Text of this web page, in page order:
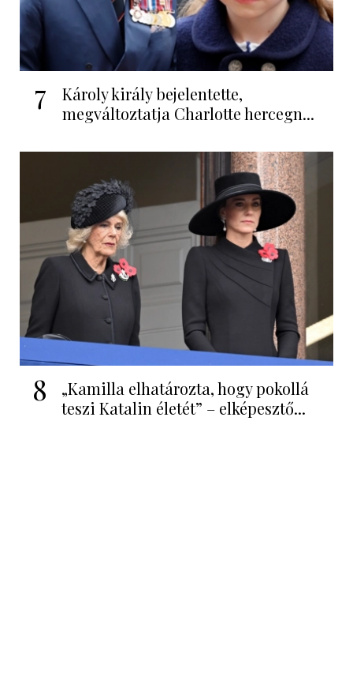
7
Károly király bejelentette,
megváltoztatja Charlotte hercegn...
8
„Kamilla elhatározta, hogy pokollá
teszi Katalin életét” – elképesztő...